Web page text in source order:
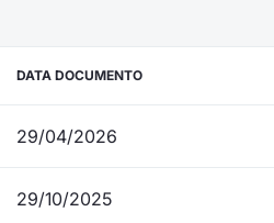
DATA DOCUMENTO
29/04/2026
29/10/2025